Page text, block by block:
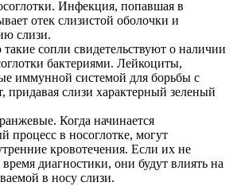
Инфекция, попавшая в
отек слизистой оболочки и
слизи.
такие сопли свидетельствуют о наличии
бактериями. Лейкоциты,
иммунной системой для борьбы с
слизи характерный зеленый
Когда начинается
процесс в носоглотке, могут
кровотечения. Если их не
диагностики, они будут влиять на
в носу слизи.